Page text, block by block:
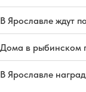
В Ярославле ждут
Дома в рыбинском
В Ярославле